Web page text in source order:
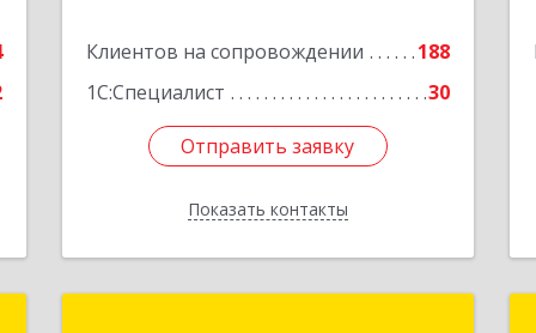
Клиентов на сопровождении
188
1С:Специалист
30
Отправить заявку
Показать контакты
Отправить заявку
Назад